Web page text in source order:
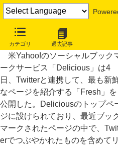
カテゴリ 過去記事
Delicious、“フレッシュ”なページを
米Yahoo!のソーシャルブック
ークサービス「Delicious」は4
日、Twitterと連携して、最も新
なページを紹介する「Fresh」を
公開した。Deliciousのトップペ
ジに設けられており、最近ブッ
マークされたページの中で、
erでつぶやかれたものを含めてリ